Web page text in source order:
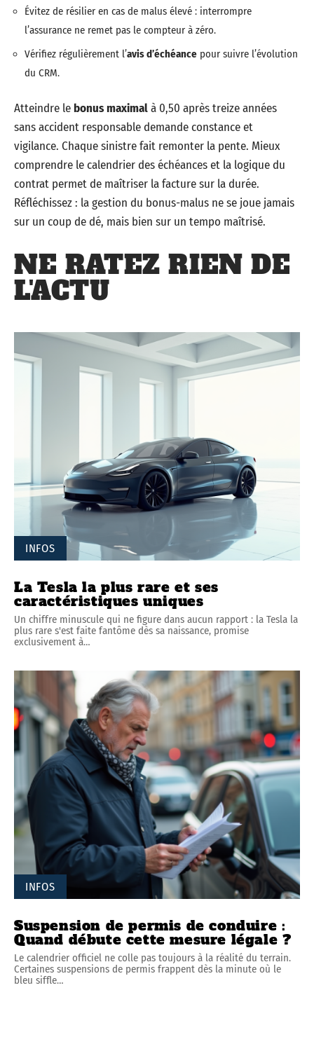
Évitez de résilier en cas de malus élevé : interrompre
l’assurance ne remet pas le compteur à zéro.
Vérifiez régulièrement l’avis d’échéance pour suivre l’évolution
du CRM.
Atteindre lebonus maximalà 0,50 après treize années
sans accident responsable demande constance et
vigilance. Chaque sinistre fait remonter la pente. Mieux
comprendre le calendrier des échéances et la logique du
contrat permet de maîtriser la facture sur la durée.
Réfléchissez : la gestion du bonus-malus ne se joue jamais
sur un coup de dé, mais bien sur un tempo maîtrisé.
NE RATEZ RIEN DE
L'ACTU
INFOS
La Tesla la plus rare et ses
caractéristiques uniques
Un chiffre minuscule qui ne figure dans aucun rapport : la Tesla la
plus rare s'est faite fantôme dès sa naissance, promise
exclusivement à…
INFOS
Suspension de permis de conduire :
Quand débute cette mesure légale ?
Le calendrier officiel ne colle pas toujours à la réalité du terrain.
Certaines suspensions de permis frappent dès la minute où le
bleu siffle…